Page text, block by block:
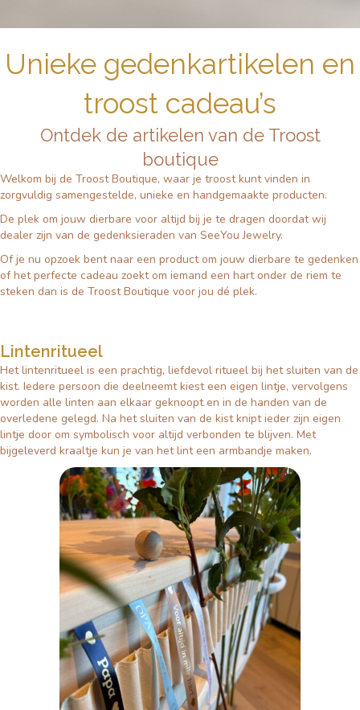
Unieke gedenkartikelen en
troost cadeau’s
Ontdek de artikelen van de Troost
boutique
Welkom bij de Troost Boutique, waar je troost kunt vinden in
zorgvuldig samengestelde, unieke en handgemaakte producten.
De plek om jouw dierbare voor altijd bij je te dragen doordat wij
dealer zijn van de gedenksieraden van SeeYou Jewelry.
Of je nu opzoek bent naar een product om jouw dierbare te gedenken
of het perfecte cadeau zoekt om iemand een hart onder de riem te
steken dan is de Troost Boutique voor jou dé plek.
Lintenritueel
Het lintenritueel is een prachtig, liefdevol ritueel bij het sluiten van de
kist. Iedere persoon die deelneemt kiest een eigen lintje, vervolgens
worden alle linten aan elkaar geknoopt en in de handen van de
overledene gelegd. Na het sluiten van de kist knipt ieder zijn eigen
lintje door om symbolisch voor altijd verbonden te blijven. Met
bijgeleverd kraaltje kun je van het lint een armbandje maken.